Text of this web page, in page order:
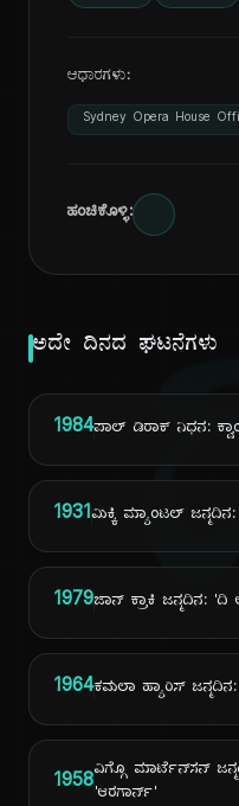
ಆಧಾರಗಳು:
Sydney Opera House
ಹಂಚಿಕೊಳ್ಳಿ:
ಅದೇ ದಿನದ ಘಟನೆಗಳು
1984ಪಾಲ್ ಡಿರಾಕ್ ನಿಧನ:
1931ಮಿಕ್ಕಿ ಮ್ಯಾಂಟಲ್
1979ಜಾನ್ ಕ್ರಾಕಿ ಜನ್ಮದಿನ:
1964ಕಮಲಾ ಹ್ಯಾರಿಸ್
1958ವಿಗ್ಗೊ ಮಾರ್ಟೆನ್‌ಸನ್
'ಆರಗಾರ್ನ್'